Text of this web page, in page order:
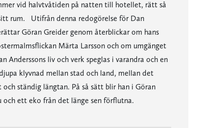
vid halvtvåtiden på natten till hotellet, rätt så
rum. Utifrån denna redogörelse för Dan
Göran Greider genom återblickar om hans
Märta Larsson och om umgänget
liv och verk speglas i varandra och en
klyvnad mellan stad och land, mellan det
ständig längtan. På så sätt blir han i Göran
och ett eko från det länge sen förflutna.